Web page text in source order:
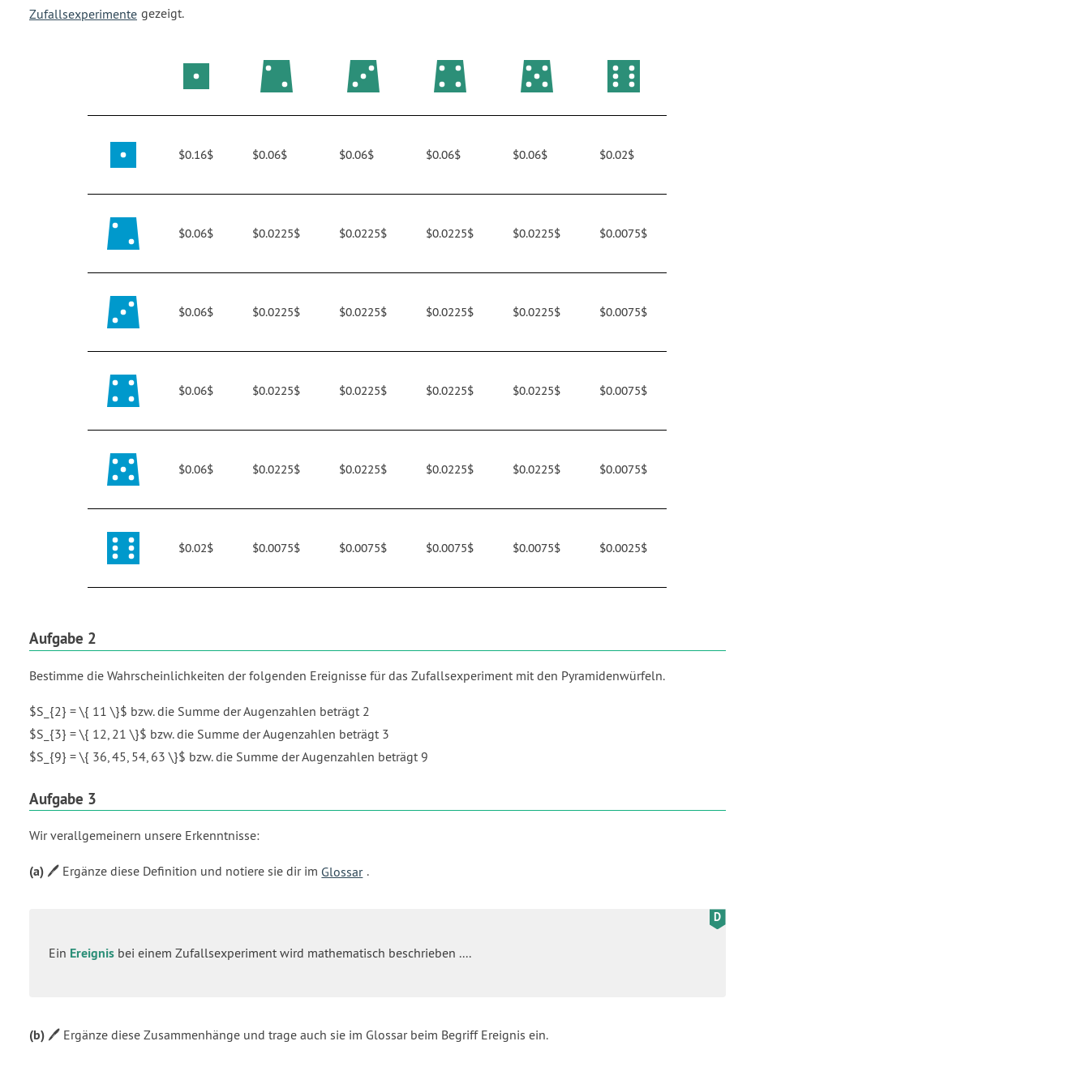
Zufallsexperimente gezeigt.
$0.16$ $0.06$ $0.06$ $0.06$ $0.06$ $0.02$
$0.06$ $0.0225$ $0.0225$ $0.0225$ $0.0225$ $0.0075$
$0.06$ $0.0225$ $0.0225$ $0.0225$ $0.0225$ $0.0075$
$0.06$ $0.0225$ $0.0225$ $0.0225$ $0.0225$ $0.0075$
$0.06$ $0.0225$ $0.0225$ $0.0225$ $0.0225$ $0.0075$
$0.02$ $0.0075$ $0.0075$ $0.0075$ $0.0075$ $0.0025$
Aufgabe 2
Bestimme die Wahrscheinlichkeiten der folgenden Ereignisse für das Zufallsexperiment mit den Pyramidenwürfeln.
$S_{2} = \{ 11 \}$ bzw. die Summe der Augenzahlen beträgt 2
$S_{3} = \{ 12, 21 \}$ bzw. die Summe der Augenzahlen beträgt 3
$S_{9} = \{ 36, 45, 54, 63 \}$ bzw. die Summe der Augenzahlen beträgt 9
Aufgabe 3
Wir verallgemeinern unsere Erkenntnisse:
(a) 🖊️ Ergänze diese Definition und notiere sie dir im Glossar .
Ein Ereignis bei einem Zufallsexperiment wird mathematisch beschrieben ....
(b) 🖊️ Ergänze diese Zusammenhänge und trage auch sie im Glossar beim Begriff Ereignis ein.